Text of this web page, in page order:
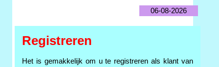
06-08-2026
Registreren
Het is gemakkelijk om u te registreren als klant van